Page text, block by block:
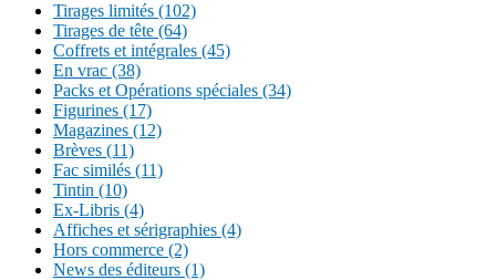
Tirages limités (102)
Tirages de tête (64)
Coffrets et intégrales (45)
En vrac (38)
Packs et Opérations spéciales (34)
Figurines (17)
Magazines (12)
Brèves (11)
Fac similés (11)
Tintin (10)
Ex-Libris (4)
Affiches et sérigraphies (4)
Hors commerce (2)
News des éditeurs (1)